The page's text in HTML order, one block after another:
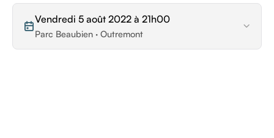
Vendredi 5 août 2022 à 21h00
Parc Beaubien · Outremont